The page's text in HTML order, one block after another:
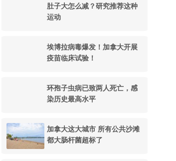
肚子大怎么减？研究推荐这种
运动
埃博拉病毒爆发！加拿大开展
疫苗临床试验！
环孢子虫病已致两人死亡，感
染历史最高水平
加拿大这大城市 所有公共沙滩
都大肠杆菌超标了